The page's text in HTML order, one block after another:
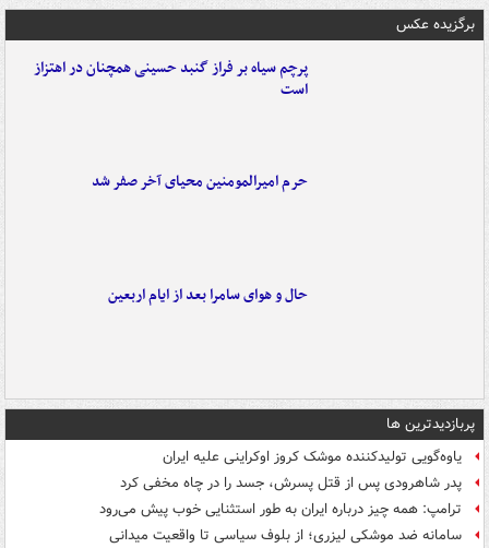
برگزیده عکس
پرچم سیاه بر فراز گنبد حسینی همچنان در اهتزاز
است
حرم امیرالمومنین محیای آخر صفر شد
حال و هوای سامرا بعد از ایام اربعین
پربازدیدترین ها
یاوه‌گویی تولیدکننده موشک کروز اوکراینی علیه ایران
پدر شاهرودی پس از قتل پسرش، جسد را در چاه مخفی کرد
ترامپ: همه چیز درباره ایران به طور استثنایی خوب پیش می‌رود
سامانه ضد موشکی لیزری؛ از بلوف سیاسی تا واقعیت میدانی